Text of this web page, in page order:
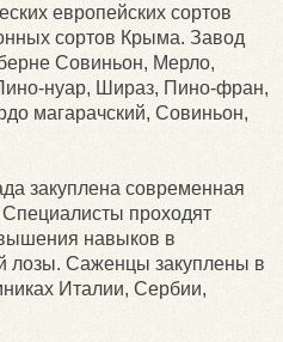
европейских сортов
сортов Крыма. Завод
Совиньон, Мерло,
нуар, Шираз, Пино-фран,
магарачский, Совиньон,
закуплена современная
проходят
навыков в
лозы. Саженцы закуплены в
Италии, Сербии,